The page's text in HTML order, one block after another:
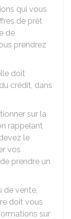
qui vous
de prêt
de
prendrez
doit
crédit, dans
sur la
rappelant
le
vos
prendre un
de vente,
doit vous
sur